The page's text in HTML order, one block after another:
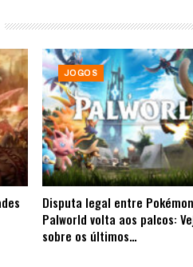
JOGOS
Disputa legal entre
Palworld volta aos palcos:
sobre os últimos…